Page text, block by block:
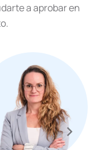
a aprobar en